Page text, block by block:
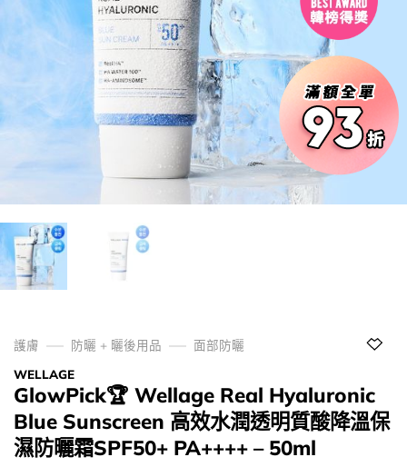
護膚 防曬 + 曬後用品
面部防曬
WELLAGE
GlowPick🏆 Wellage Real Hyaluronic
Blue Sunscreen 高效水潤透明質酸降溫保
濕防曬霜SPF50+ PA++++ – 50ml